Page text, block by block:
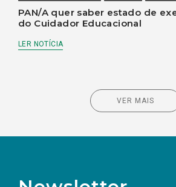
PAN/A quer saber estado de
do Cuidador Educacional
LER NOTÍCIA
VER MAIS